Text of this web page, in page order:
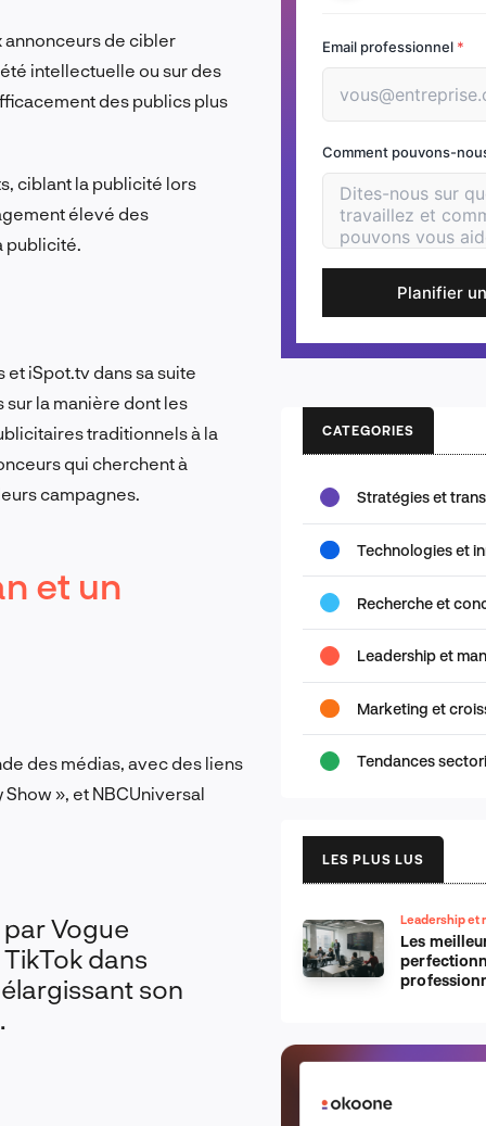
annonceurs de cibler
intellectuelle ou sur des
des publics plus
ciblant la publicité lors
élevé des
publicité.
iSpot.tv dans sa suite
sur la manière dont les
traditionnels à la
qui cherchent à
campagnes.
et un
des médias, avec des liens
», et NBCUniversal
Vogue
dans
son
Email professionnel *
Comment pouvons-
Planifier
CATEGORIES
Stratégies et
Technologies et
Recherche et
Leadership et
Marketing et
Tendances
LES PLUS LUS
Leadership et
Les